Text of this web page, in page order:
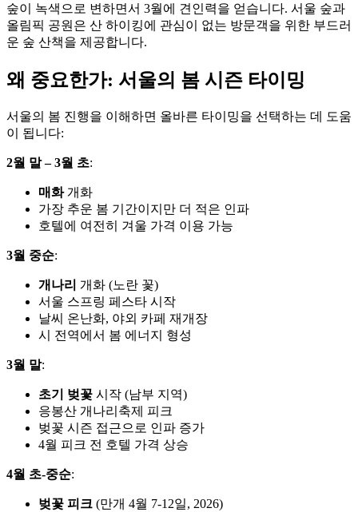
숲이 녹색으로 변하면서 3월에 견인력을 얻습니다. 서울 숲과
올림픽 공원은 산 하이킹에 관심이 없는 방문객을 위한 부드러
운 숲 산책을 제공합니다.
왜 중요한가: 서울의 봄 시즌 타이밍
서울의 봄 진행을 이해하면 올바른 타이밍을 선택하는 데 도움
이 됩니다:
2월 말 – 3월 초:
매화개화
가장 추운 봄 기간이지만 더 적은 인파
호텔에 여전히 겨울 가격 이용 가능
3월 중순:
개나리 개화 (노란 꽃)
서울 스프링 페스타 시작
날씨 온난화, 야외 카페 재개장
시 전역에서 봄 에너지 형성
3월 말:
초기 벚꽃 시작 (남부 지역)
응봉산 개나리축제 피크
벚꽃 시즌 접근으로 인파 증가
4월 피크 전 호텔 가격 상승
4월 초-중순:
벚꽃 피크 (만개 4월 7-12일, 2026)